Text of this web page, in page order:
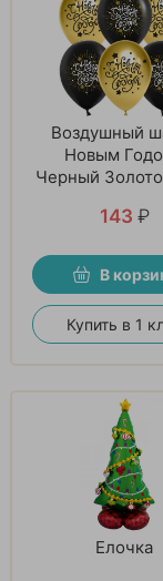
Воздушный
Новым
Черный
143 ₽
В
Купить в 1
Елочка